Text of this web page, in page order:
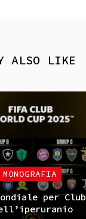
ALSO LIKE
MONOGRAFIA
per Club